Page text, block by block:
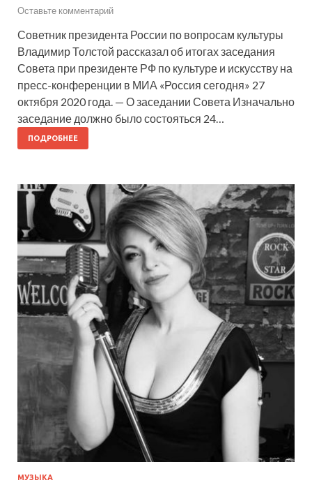
Оставьте комментарий
Советник президента России по вопросам культуры
Владимир Толстой рассказал об итогах заседания
Совета при президенте РФ по культуре и искусству на
пресс-конференции в МИА «Россия сегодня» 27
октября 2020 года. — О заседании Совета Изначально
заседание должно было состояться 24…
ПОДРОБНЕЕ
МУЗЫКА